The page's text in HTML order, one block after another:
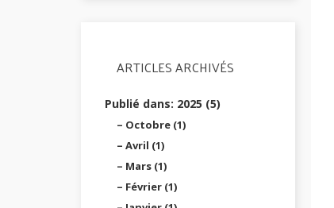
ARTICLES ARCHIVÉS
Publié dans: 2025 (5)
Octobre (1)
Avril (1)
Mars (1)
Février (1)